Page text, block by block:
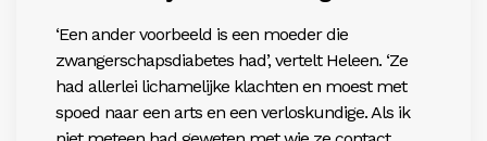
‘Een ander voorbeeld is een moeder die
zwangerschapsdiabetes had’, vertelt Heleen. ‘Ze
had allerlei lichamelijke klachten en moest met
spoed naar een arts en een verloskundige. Als ik